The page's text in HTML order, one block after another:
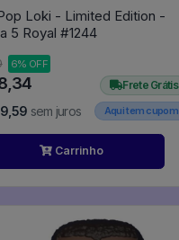
Loki - Limited Edition -
Persona 5 Royal #1244
6% OFF
sem juros
Frete Grátis
Aqui tem cupom
Carrinho